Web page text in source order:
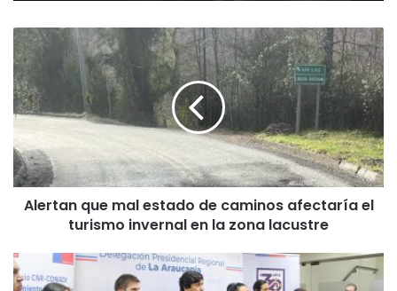
A
l
e
r
t
n
q
u
l
e
Alertan que mal estado de caminos afectaría el
turismo invernal en la zona lacustre
A
g